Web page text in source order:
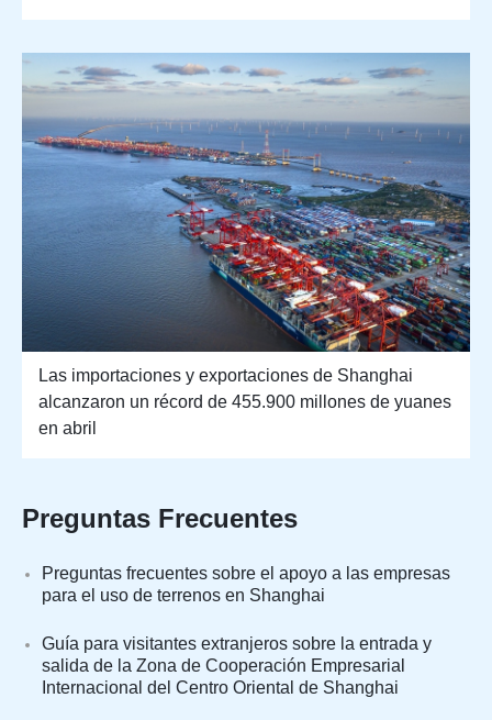
Las importaciones y exportaciones de Shanghai
alcanzaron un récord de 455.900 millones de yuanes
en abril
Preguntas Frecuentes
Preguntas frecuentes sobre el apoyo a las empresas
para el uso de terrenos en Shanghai
Guía para visitantes extranjeros sobre la entrada y
salida de la Zona de Cooperación Empresarial
Internacional del Centro Oriental de Shanghai